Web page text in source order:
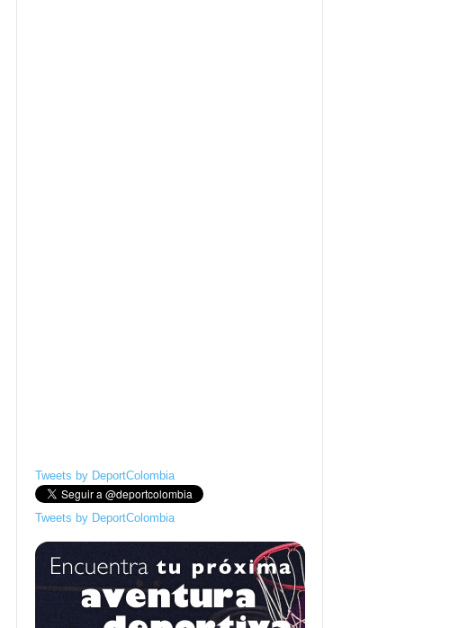
Tweets by DeportColombia
Tweets by DeportColombia